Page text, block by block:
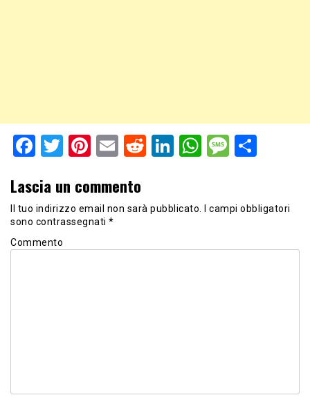
Facebook
Twitter
Pinterest
EmailRedditLinkedIn
WhatsApp
Lascia un commento
Il tuo indirizzo email non sarà pubblicato.
I campi obbligatori
sono contrassegnati *
Commento